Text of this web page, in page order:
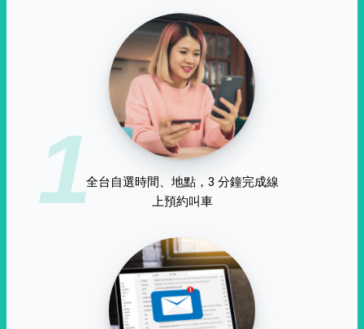
1全台自選時間、地點，3 分鐘完成線
上預約叫車